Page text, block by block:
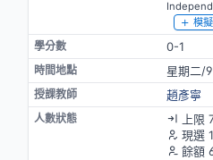
模擬
0-1
星期二/9
趙彥寧
上限
現選 1
餘額